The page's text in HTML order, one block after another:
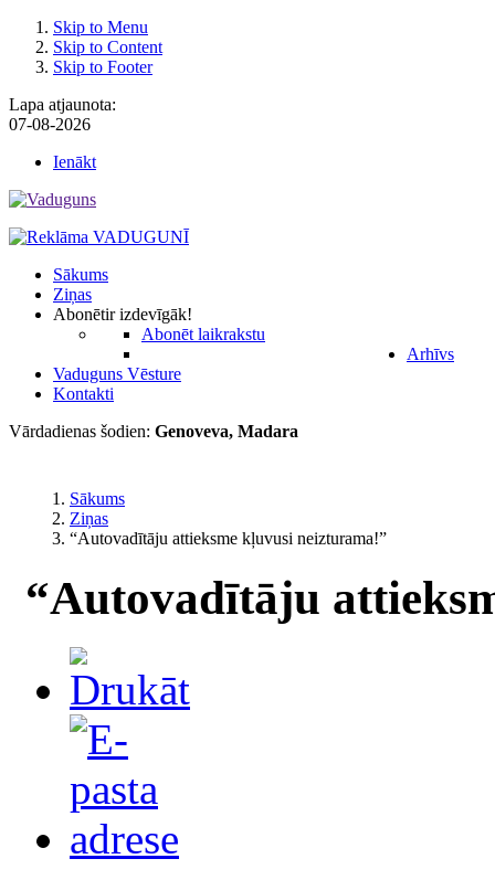
Skip to Menu
Skip to Content
Skip to Footer
Lapa atjaunota:
07-08-2026
Ienākt
Sākums
Ziņas
Abonētir izdevīgāk!
Abonēt laikrakstu
Arhīvs
Vaduguns Vēsture
Kontakti
Vārdadienas šodien: Genoveva, Madara
Sākums
Ziņas
“Autovadītāju attieksme kļuvusi neizturama!”
“Autovadītāju